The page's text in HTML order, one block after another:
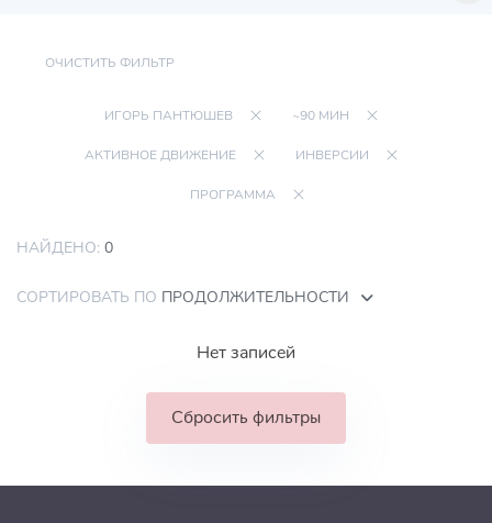
ОЧИСТИТЬ ФИЛЬТР
ИГОРЬ ПАНТЮШЕВ ~90 МИН
АКТИВНОЕ ДВИЖЕНИЕ ИНВЕРСИИ
ПРОГРАММА
НАЙДЕНО: 0
СОРТИРОВАТЬ ПО ПРОДОЛЖИТЕЛЬНОСТИ
Нет записей
Сбросить фильтры